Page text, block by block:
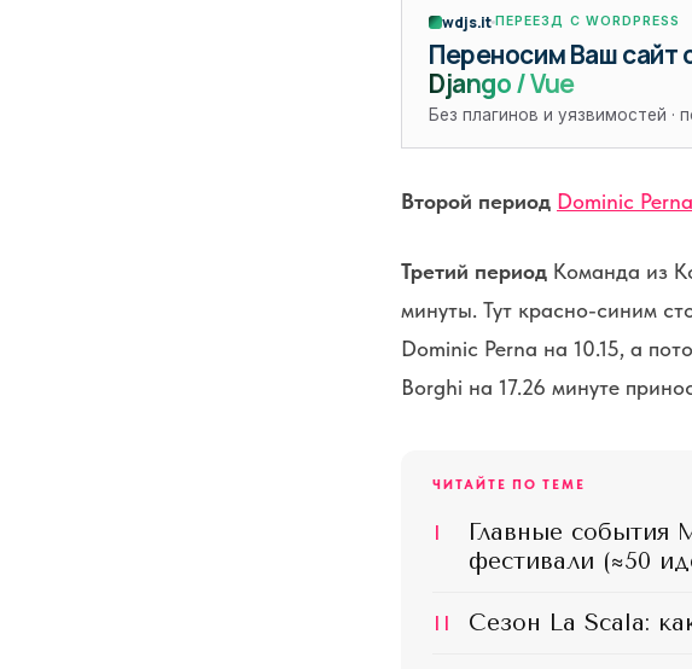
wdjs.it ПЕРЕЕЗД С WORDPRESS
Переносим Ваш сайт
Django / Vue
Без плагинов и уязвимостей ·
Второй период Dominic Perna
Третий период Команда из
минуты. Тут красно-синим
Dominic Perna на 10.15, а
Borghi на 17.26 минуте
ЧИТАЙТЕ ПО ТЕМЕ
I
Главные события
фестивали (≈50
II Сезон La Scala: